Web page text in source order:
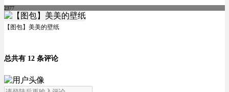
2377
【图包】美美的壁纸
总共有 12 条评论